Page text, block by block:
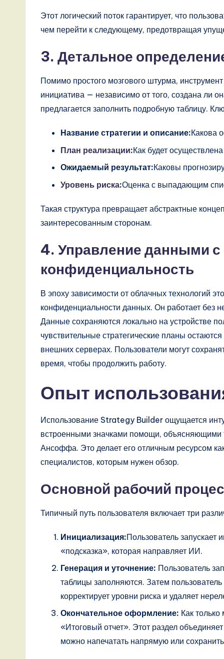
Этот логический поток гарантирует, что
чем перейти к следующему, предотвращая
3. Детальное
Помимо простого мозгового штурма,
инициатива — независимо от того, создана
предлагается заполнить подробную таблицу.
Название стратегии и описание:Какова
План реализации:Как будет
Ожидаемый результат:Каковы
Уровень риска:Оценка с выпадающим
Такая структура превращает абстрактные
заинтересованным сторонам.
4. Управление данными
конфиденциальность
В эпоху зависимости от облачных технологий
конфиденциальности данных. Он работает без
Данные сохраняются локально на устройстве
чувствительные стратегические планы
внешних серверах. Пользователи могут
время, чтобы продолжить работу.
Опыт
Использование Strategy Builder ощущается
встроенными значками помощи,
Ансоффа. Это делает его отличным ресурсом
специалистов, которым нужен обзор.
Основной рабочий
Типичный путь пользователя включает три
Инициализация:Пользователь запускает
«подсказка», которая направляет ИИ.
Генерация и уточнение: Пользователь
таблицы заполняются. Затем
корректирует уровни риска и удаляет
Окончательное оформление: Как
«Итоговый отчет». Этот раздел
можно напечатать напрямую или